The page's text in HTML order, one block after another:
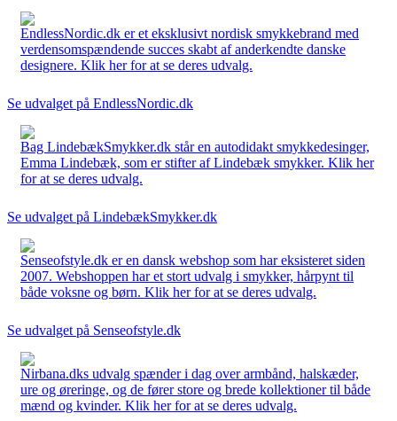
EndlessNordic.dk er et eksklusivt nordisk smykkebrand med
verdensomspændende succes skabt af anderkendte danske
designere. Klik her for at se deres udvalg.
Se udvalget på EndlessNordic.dk
Bag LindebækSmykker.dk står en autodidakt smykkedesinger,
Emma Lindebæk, som er stifter af Lindebæk smykker. Klik her
for at se deres udvalg.
Se udvalget på LindebækSmykker.dk
Senseofstyle.dk er en dansk webshop som har eksisteret siden
2007. Webshoppen har et stort udvalg i smykker, hårpynt til
både voksne og børn. Klik her for at se deres udvalg.
Se udvalget på Senseofstyle.dk
Nirbana.dks udvalg spænder i dag over armbånd, halskæder,
ure og øreringe, og de fører store og brede kollektioner til både
mænd og kvinder. Klik her for at se deres udvalg.